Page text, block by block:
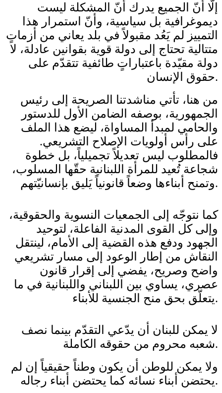
إلّا أنّ الجميع يدرك أنّ المشكلة ليست
ديموغرافية بل سياسية، وأنّ استمرار هذا
التمييز لم يَعُد مقبولاً في بلد يعاني من أزماتٍ
متتالية تحتاج إلى دولة قوية بقوانين عادلة، لا
دولة مقيّدة باعتباراتٍ طائفية تتقدّم على
حقوق الإنسان.
من هنا، تأتي مناشدتنا الصريحة إلى رئيس
الجمهورية، بوصفه الضامن الأول للدستور
والحامي لمبدأ المساواة، ليضع هذا الملف
على رأس أولويات الإصلاح التشريعي.
فالمطلوب ليس تعديلاً تجميلياً، بل خطوة
شجاعة تُعيد للمرأة اللبنانية حقّها المسلوب،
وتمنح أبناءها وضعاً قانونياً يَليق بإنسانيّتهم.
كما نتوجّه إلى الجمعيات النسوية والحقوقية،
وإلى كل القوى المدنية الفاعلة، لتوحيد
الجهود ودفع هذه القضية إلى الأمام، لينتقل
النقاش من إطار الوعود إلى مسار تشريعي
واضح وصريح، يفضي إلى إقرار قانون
عصري، يساوي بين اللبناني واللبنانية في ما
يتعلّق بحق منح الجنسية للأبناء.
لا يمكن للبنان أن يدّعي التقدّم بينما نصف
شعبه محروم من حقوقه الكاملة.
ولا يمكن للوطن أن يكون وطناً حقيقياً إن لم
يحتضن أبناء نسائه كما يحتضن أبناء رجاله.